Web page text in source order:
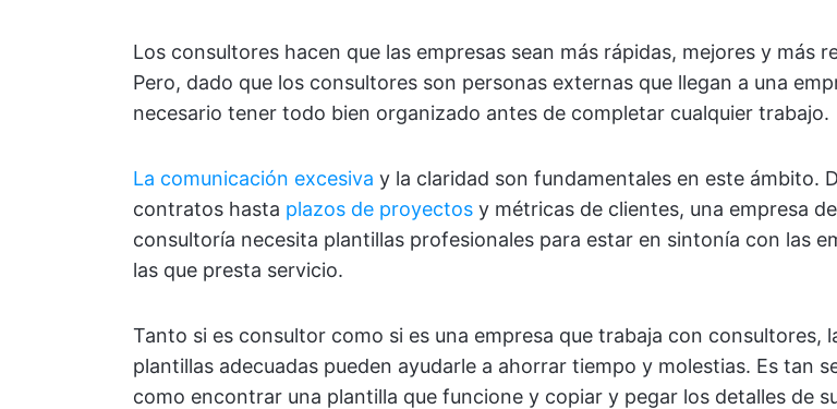
Los consultores hacen que las empresas sean más rápidas, mejores y más
Pero, dado que los consultores son personas externas que llegan a una
necesario tener todo bien organizado antes de completar cualquier trabajo.
La comunicación excesiva y la claridad son fundamentales en este ámbito.
contratos hasta plazos de proyectos y métricas de clientes, una empresa de
consultoría necesita plantillas profesionales para estar en sintonía con las
las que presta servicio.
Tanto si es consultor como si es una empresa que trabaja con consultores,
plantillas adecuadas pueden ayudarle a ahorrar tiempo y molestias. Es tan
como encontrar una plantilla que funcione y copiar y pegar los detalles de